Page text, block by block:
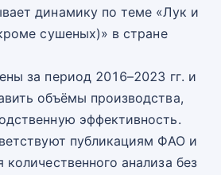
динамику по теме «Лук и
сушеных)» в стране
за период 2016–2023 гг. и
объёмы производства,
эффективность.
публикациям ФАО и
количественного анализа без